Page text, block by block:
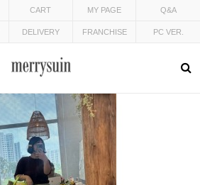
CART MY PAGE Q&A
DELIVERY FRANCHISE PC VER.